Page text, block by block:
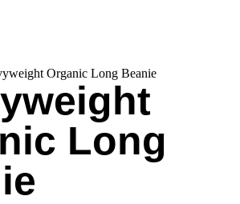
Organic Long Beanie
Long